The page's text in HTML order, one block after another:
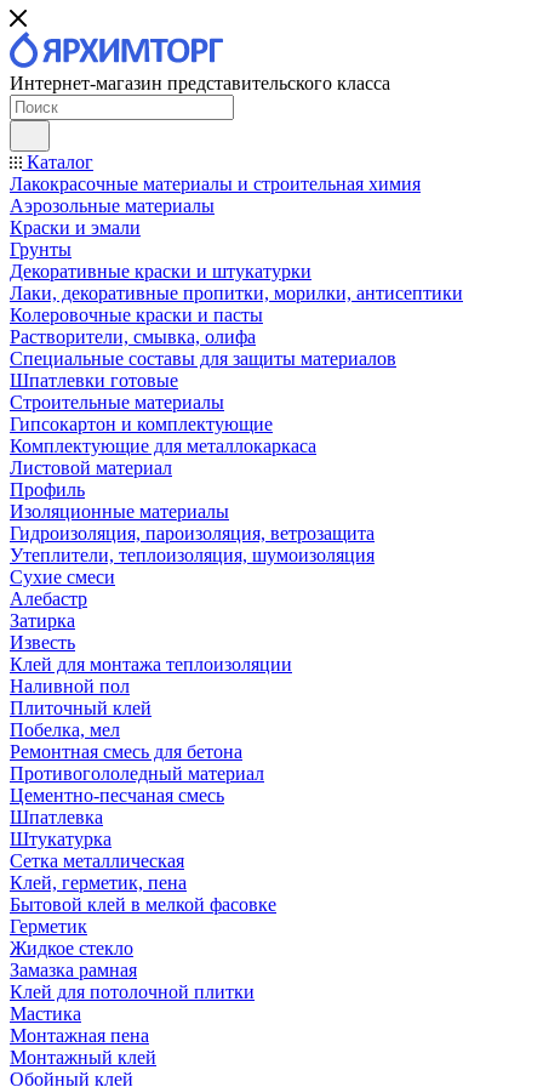
Интернет-магазин представительского класса
Каталог
Лакокрасочные материалы и строительная химия
Аэрозольные материалы
Краски и эмали
Грунты
Декоративные краски и штукатурки
Лаки, декоративные пропитки, морилки, антисептики
Колеровочные краски и пасты
Растворители, смывка, олифа
Специальные составы для защиты материалов
Шпатлевки готовые
Строительные материалы
Гипсокартон и комплектующие
Комплектующие для металлокаркаса
Листовой материал
Профиль
Изоляционные материалы
Гидроизоляция, пароизоляция, ветрозащита
Утеплители, теплоизоляция, шумоизоляция
Сухие смеси
Алебастр
Затирка
Известь
Клей для монтажа теплоизоляции
Наливной пол
Плиточный клей
Побелка, мел
Ремонтная смесь для бетона
Противогололедный материал
Цементно-песчаная смесь
Шпатлевка
Штукатурка
Сетка металлическая
Клей, герметик, пена
Бытовой клей в мелкой фасовке
Герметик
Жидкое стекло
Замазка рамная
Клей для потолочной плитки
Мастика
Монтажная пена
Монтажный клей
Обойный клей